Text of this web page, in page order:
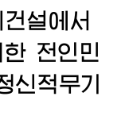
설에서
전인민
신적무기